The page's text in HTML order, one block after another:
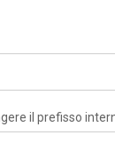
il prefisso